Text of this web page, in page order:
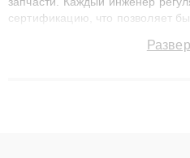
сертификацию, что позволяет
до 3 лет. Наши мастера решают